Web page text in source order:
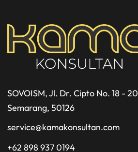
SOVOISM, Jl. Dr. Cipto No. 18 - 20
Semarang, 50126
service@kamakonsultan.com
+62 898 937 0194